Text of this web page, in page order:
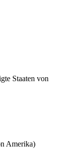
Staaten von
Amerika)